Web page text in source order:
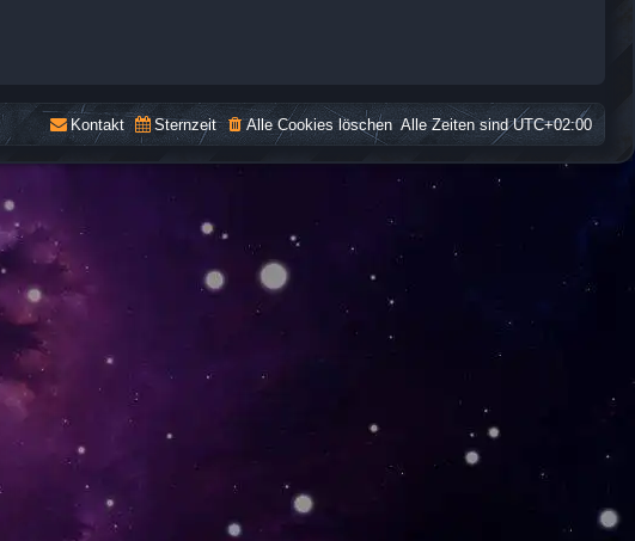
Alle Zeiten sindUTC+02:00
Alle Cookies löschen
Sternzeit
Kontakt